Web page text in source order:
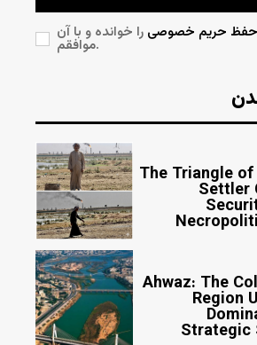
حریم خصوصی را خوانده و با آن
موافقم.
The Triangle
Settler
Ahwaz: The
Region
Strategic